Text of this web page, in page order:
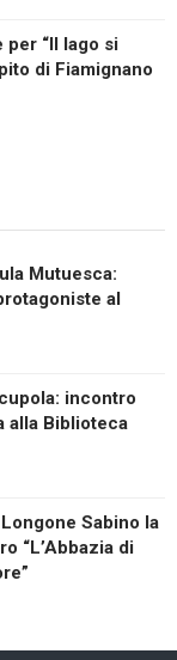
per “Il lago si
di Fiamignano
Mutuesca:
al
incontro
alla Biblioteca
Sabino la
“L’Abbazia di